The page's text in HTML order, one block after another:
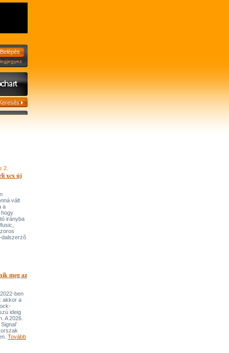
2.
xcx új
vált
a
hogy
irányba
dalszerző
meg az
ben
akkor a
ideig
A 2026.
Tovább